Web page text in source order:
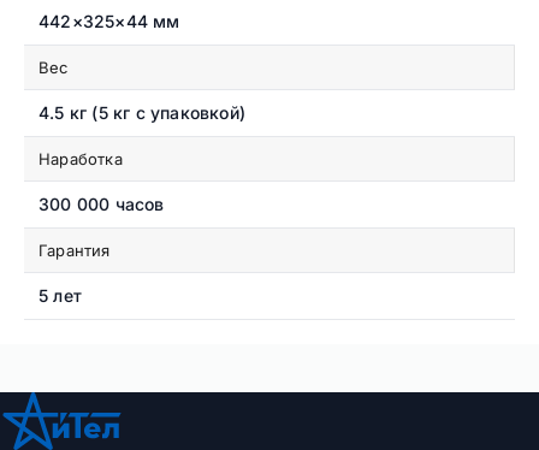
442×325×44 мм
Вес
4.5 кг (5 кг с упаковкой)
Наработка
300 000 часов
Гарантия
5 лет